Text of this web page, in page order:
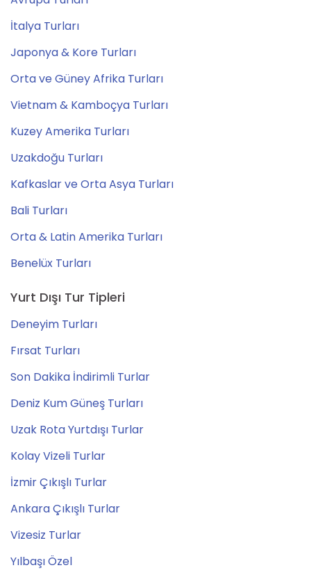
İtalya Turları
Japonya & Kore Turları
Orta ve Güney Afrika Turları
Vietnam & Kamboçya Turları
Kuzey Amerika Turları
Uzakdoğu Turları
Kafkaslar ve Orta Asya Turları
Bali Turları
Orta & Latin Amerika Turları
Benelüx Turları
Yurt Dışı Tur Tipleri
Deneyim Turları
Fırsat Turları
Son Dakika İndirimli Turlar
Deniz Kum Güneş Turları
Uzak Rota Yurtdışı Turlar
Kolay Vizeli Turlar
İzmir Çıkışlı Turlar
Ankara Çıkışlı Turlar
Vizesiz Turlar
Yılbaşı Özel